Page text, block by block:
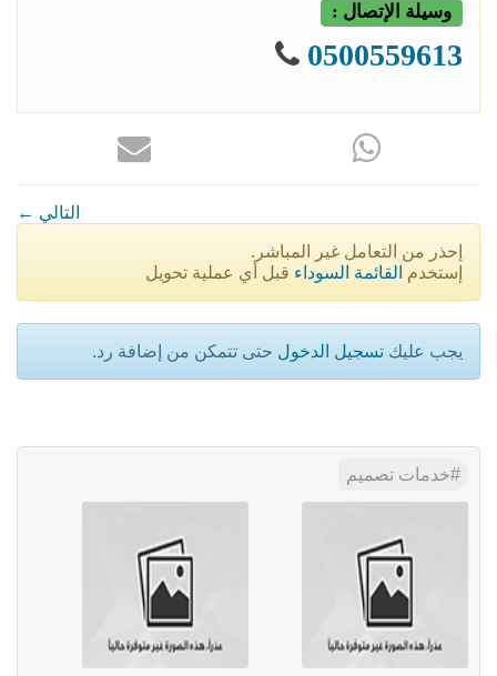
وسيلة الإتصال :
0500559613
← التالي
إحذر من التعامل غير المباشر.
إستخدم القائمة السوداء قبل أي عملية تحويل
يجب عليك تسجيل الدخول حتى تتمكن من إضافة رد.
خدمات تصميم